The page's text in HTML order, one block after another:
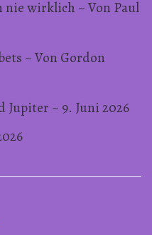
wirklich ~ Von Paul
~ Von Gordon
~ 9. Juni 2026